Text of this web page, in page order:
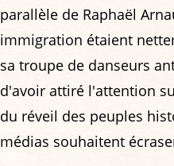
parallèle de Raphaël
immigration étaient
sa troupe de danseurs
d'avoir attiré l'attention
du réveil des peuples
médias souhaitent